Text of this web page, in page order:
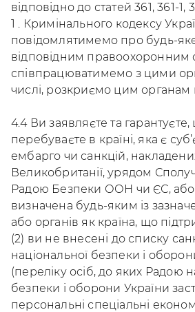
відповідно до статей 361, 361-1,
1 . Кримінального кодексу
повідомлятимемо про будь-
відповідним правоохоронним
співпрацюватимемо з цими
числі, розкриємо цим органам
4.4 Ви заявляєте та
перебуваєте в країні, яка є
ембарго чи санкцій,
Великобританії, урядом
Радою Безпеки ООН чи ЄС, або
визначена будь-яким із
або органів як країна, що
(2) ви не внесені до списку
національної безпеки і
(переліку осіб, до яких Радою
безпеки і оборони України
персональні спеціальні